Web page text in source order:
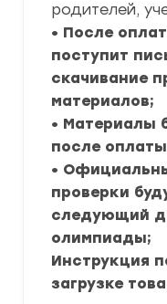
родителей,
• После
поступит
скачивание
материалов;
• Материалы
после
•
проверки
следующий
олимпиады;
Инструкция
загрузке